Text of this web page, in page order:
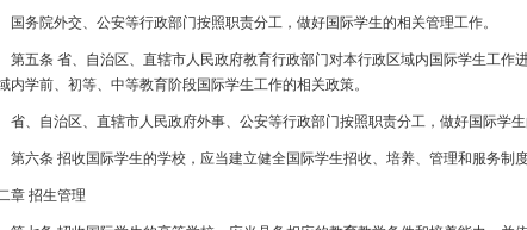
务院外交、公安等行政部门按照职责分工，做好国际学生的相关管理工作。
五条 省、自治区、直辖市人民政府教育行政部门对本行政区域内国际学生工作
内学前、初等、中等教育阶段国际学生工作的相关政策。
、自治区、直辖市人民政府外事、公安等行政部门按照职责分工，做好国际学生
六条 招收国际学生的学校，应当建立健全国际学生招收、培养、管理和服务制度
章 招生管理